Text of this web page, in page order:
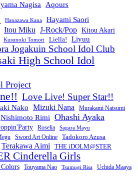
Nagisa Aqours
Hanazawa Kana
Hayami Saori
Itou Miku J-Rock/Pop Kitou Akari
Kusunoki Tomori Liella! Liyuu
Jogakuin School Idol Club
High School Idol
Project
Love Live! Super Star!!
Nako Mizuki Nana Murakami Natsumi
Nishimoto Rimi Ohashi Ayaka
Roselia Sagara Mayu
Sword Art Online Tadokoro Azusa
Terakawa Aimi THE iDOLM@STER
Cinderella Girls
Touyama Nao Tsumugi Risa Uchida Maaya